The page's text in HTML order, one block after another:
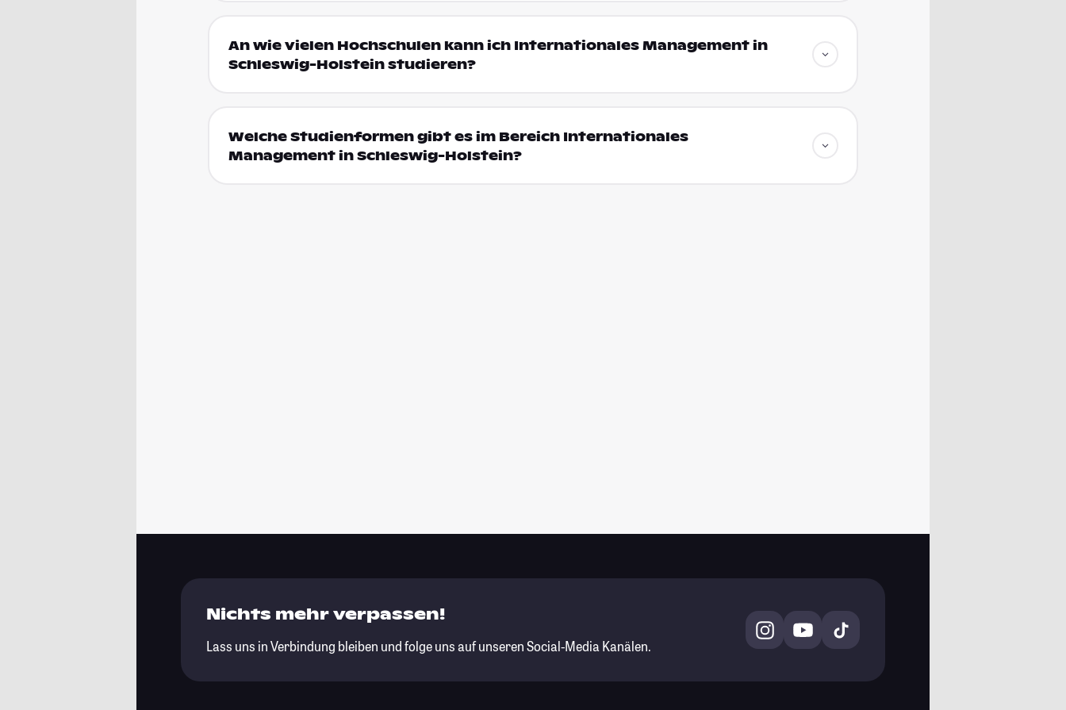
An wie vielen Hochschulen kann ich Internationales Management in
Schleswig-Holstein studieren?
Welche Studienformen gibt es im Bereich Internationales
Management in Schleswig-Holstein?
Nichts mehr verpassen!
Lass uns in Verbindung bleiben und folge uns auf unseren Social-Media Kanälen.